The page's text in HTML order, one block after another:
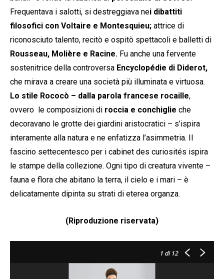
Frequentava i salotti, si destreggiava nei dibattiti
filosofici con Voltaire e Montesquieu; attrice di
riconosciuto talento, recitò e ospitò spettacoli e balletti di
Rousseau, Molière e Racine. Fu anche una fervente
sostenitrice della controversa Encyclopédie di Diderot,
che mirava a creare una società più illuminata e virtuosa.
Lo stile Rococò – dalla parola francese rocaille,
ovvero le composizioni di roccia e conchiglie che
decoravano le grotte dei giardini aristocratici – s’ispira
interamente alla natura e ne enfatizza l’asimmetria. Il
fascino settecentesco per i cabinet des curiosités ispira
le stampe della collezione. Ogni tipo di creatura vivente –
fauna e flora che abitano la terra, il cielo e i mari – è
delicatamente dipinta su strati di eterea organza.
(Riproduzione riservata)
1 di 12